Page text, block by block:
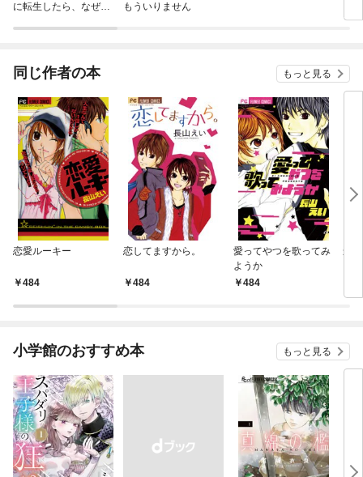
に転生したら、なぜか
もういりません
今
同じ作者の本 もっと見る
恋愛ルーキー
484
恋してますから。
484
愛ってやつを歌ってみ
ようか
484
遥
小学館のおすすめ本 もっと見る